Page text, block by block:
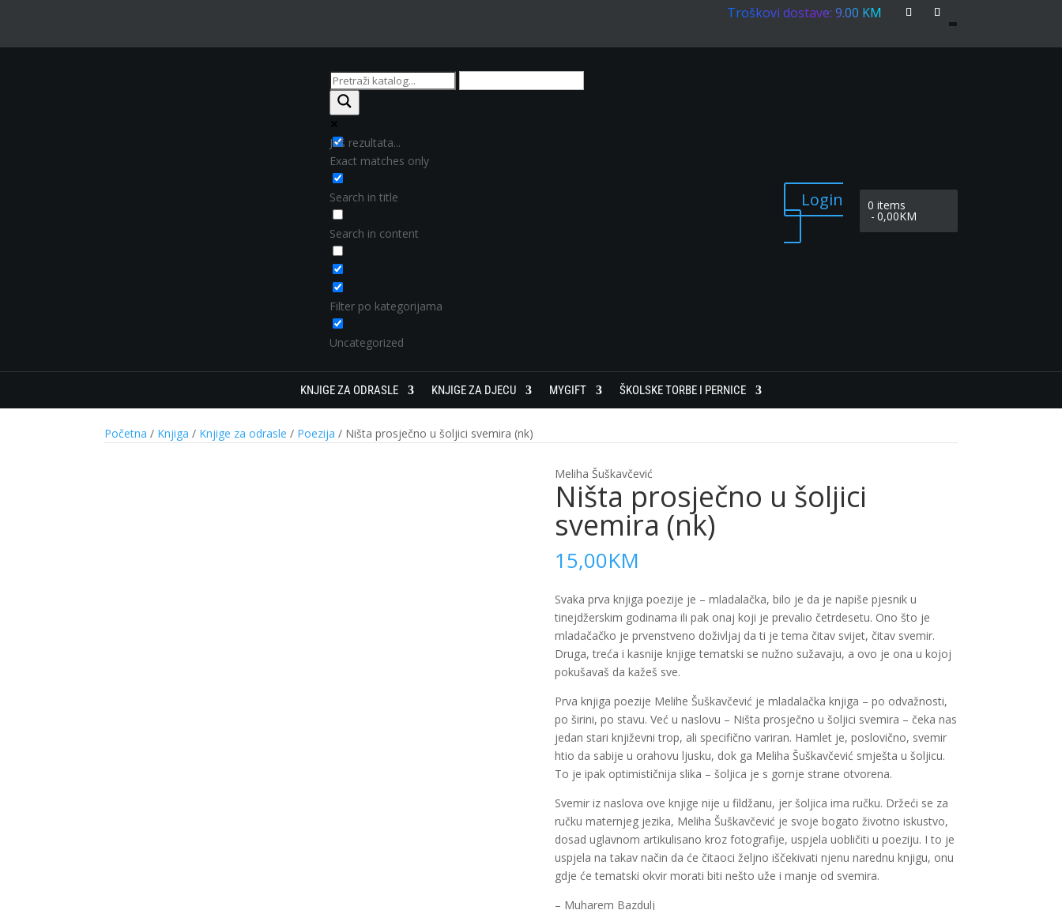
Troškovi dostave: 9.00 KM
Još rezultata...
Exact matches only
Search in title
Search in content
Filter po kategorijama
Uncategorized
Login 0 items
0,00KM
KNJIGE ZA ODRASLE KNJIGE ZA DJECU MYGIFT ŠKOLSKE TORBE I PERNICE
Početna / Knjiga / Knjige za odrasle / Poezija / Ništa prosječno u šoljici svemira (nk)
Meliha Šuškavčević
Ništa prosječno u šoljici
svemira (nk)
15,00KM
Svaka prva knjiga poezije je – mladalačka, bilo je da je napiše pjesnik u
tinejdžerskim godinama ili pak onaj koji je prevalio četrdesetu. Ono što je
mladačačko je prvenstveno doživljaj da ti je tema čitav svijet, čitav svemir.
Druga, treća i kasnije knjige tematski se nužno sužavaju, a ovo je ona u kojoj
pokušavaš da kažeš sve.
Prva knjiga poezije Melihe Šuškavčević je mladalačka knjiga – po odvažnosti,
po širini, po stavu. Već u naslovu – Ništa prosječno u šoljici svemira – čeka nas
jedan stari književni trop, ali specifično variran. Hamlet je, poslovično, svemir
htio da sabije u orahovu ljusku, dok ga Meliha Šuškavčević smješta u šoljicu.
To je ipak optimističnija slika – šoljica je s gornje strane otvorena.
Svemir iz naslova ove knjige nije u fildžanu, jer šoljica ima ručku. Držeći se za
ručku maternjeg jezika, Meliha Šuškavčević je svoje bogato životno iskustvo,
dosad uglavnom artikulisano kroz fotografije, uspjela uobličiti u poeziju. I to je
uspjela na takav način da će čitaoci željno iščekivati njenu narednu knjigu, onu
gdje će tematski okvir morati biti nešto uže i manje od svemira.
– Muharem Bazdulj